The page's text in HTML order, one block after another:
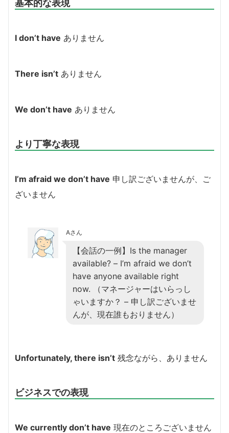
基本的な表現
I don’t have ありません
There isn’t ありません
We don’t have ありません
より丁寧な表現
I’m afraid we don’t have 申し訳ございませんが、ご
ざいません
Aさん
【会話の一例】Is the manager
available? – I’m afraid we don’t
have anyone available right
now. （マネージャーはいらっし
ゃいますか？ – 申し訳ございませ
んが、現在誰もおりません）
Unfortunately, there isn’t 残念ながら、ありません
ビジネスでの表現
We currently don’t have 現在のところございません